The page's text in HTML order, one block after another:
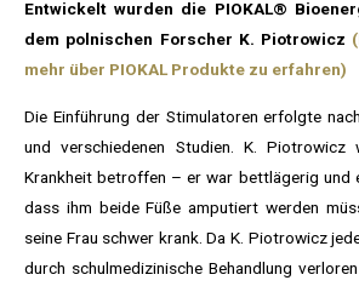
Entwickelt wurden die PIOKAL®
dem polnischen Forscher K. Piotrowicz
mehr über PIOKAL Produkte zu erfahren)
Die Einführung der Stimulatoren erfolgte
und verschiedenen Studien. K.
Krankheit betroffen – er war bettlägerig und
dass ihm beide Füße amputiert werden
seine Frau schwer krank. Da K. Piotrowicz
durch schulmedizinische Behandlung